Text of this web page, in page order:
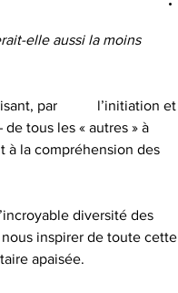
elle aussi la moins
et
tous les « autres » à
à la compréhension des
diversité des
inspirer de toute cette
apaisée.